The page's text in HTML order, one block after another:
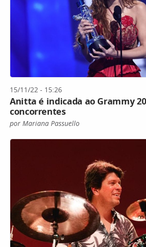
15/11/22 - 15:26
Anitta é indicada ao Grammy
concorrentes
por Mariana Passuello